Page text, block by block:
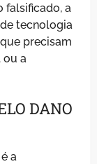
falsificado, a
tecnologia
precisam
a
DANO
a